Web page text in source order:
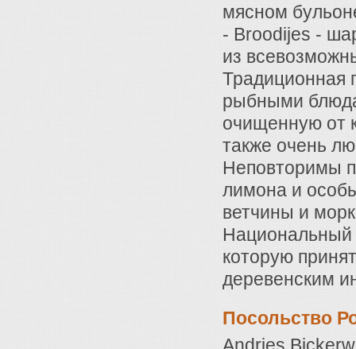
мясном
- Broodijes -
из
Традиционная
рыбными
очищенную от
также очень
Неповторимы
лимона и
ветчины и
Национальный
которую
деревенским
Посольство